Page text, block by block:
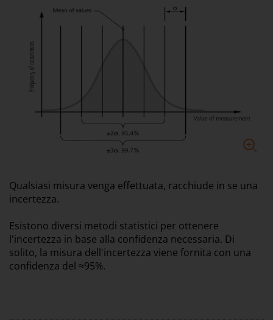
Qualsiasi misura venga effettuata, racchiude in se una
incertezza.
Esistono diversi metodi statistici per ottenere
l'incertezza in base alla confidenza necessaria. Di
solito, la misura dell'incertezza viene fornita con una
confidenza del ≈95%.